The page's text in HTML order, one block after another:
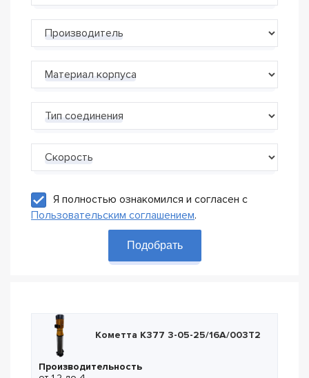
Производитель
Материал корпуса
Тип соединения
Скорость
Я полностью ознакомился и согласен с
Пользовательским соглашением.
Подобрать
Кометта К377 3-05-25/16А/003Т2
Производительность